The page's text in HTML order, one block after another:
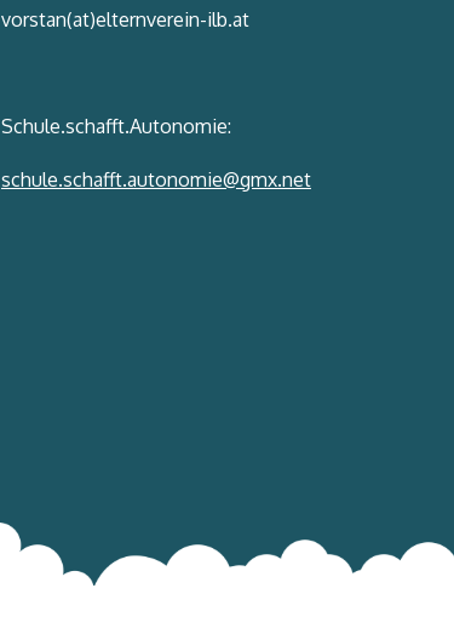
vorstan(at)elternverein-ilb.at
Schule.schafft.Autonomie:
schule.schafft.autonomie@gmx.net